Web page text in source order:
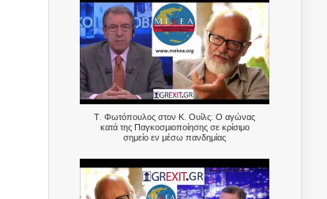
Τ. Φωτόπουλος στον Κ. Ουίλς: Ο αγώνας
κατά της Παγκοσμιοποίησης σε κρίσιμο
σημείο εν μέσω πανδημίας